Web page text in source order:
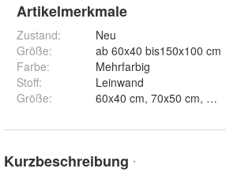
Artikelmerkmale
Zustand:
Neu
Größe:
ab 60x40 bis150x100 cm
Farbe:
Mehrfarbig
Stoff:
Leinwand
Größe:
Kurzbeschreibung *